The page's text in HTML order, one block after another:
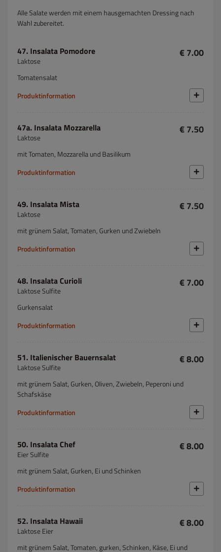
Alle Salate werden mit einem hausgemachten Dressing nach
Wahl zubereitet.
47. Insalata Pomodore
Laktose
€ 7.00
Tomatensalat
Produktinformation
47a. Insalata Mozzarella
Laktose
€ 7.50
mit Tomaten, Mozzarella und Basilikum
Produktinformation
49. Insalata Mista
Laktose
€ 7.50
mit grünem Salat, Tomaten, Gurken und Zwiebeln
Produktinformation
48. Insalata Curioli
Laktose Sulfite
€ 7.00
Gurkensalat
Produktinformation
51. Italienischer Bauernsalat
Laktose Sulfite
€ 8.00
mit grünem Salat, Gurken, Oliven, Zwiebeln, Peperoni und
Schafskäse
Produktinformation
50. Insalata Chef
Eier Sulfite
€ 8.00
mit grünem Salat, Gurken, Ei und Schinken
Produktinformation
52. Insalata Hawaii
Laktose Eier
€ 8.00
mit grünem Salat, Tomaten, gurken, Schinken, Käse, Ei und